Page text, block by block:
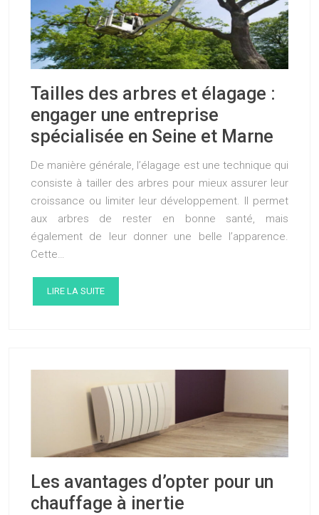
Tailles des arbres et élagage :
engager une entreprise
spécialisée en Seine et Marne
De manière générale, l’élagage est une technique qui
consiste à tailler des arbres pour mieux assurer leur
croissance ou limiter leur développement. Il permet
aux arbres de rester en bonne santé, mais
également de leur donner une belle l’apparence.
Cette…
LIRE LA SUITE
Les avantages d’opter pour un
chauffage à inertie